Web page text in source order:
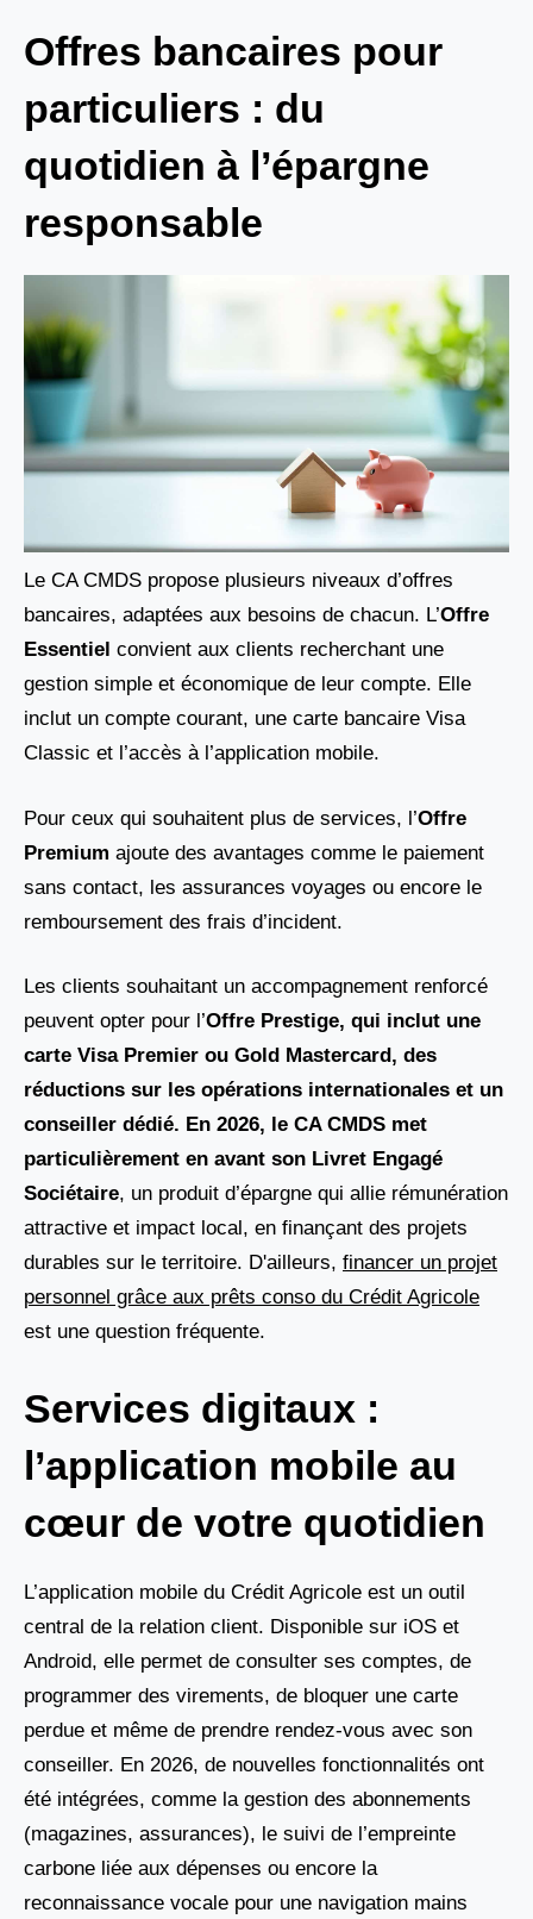
Offres bancaires pour
particuliers : du
quotidien à l’épargne
responsable
Le CA CMDS propose plusieurs niveaux d’offres
bancaires, adaptées aux besoins de chacun. L’Offre
Essentiel convient aux clients recherchant une
gestion simple et économique de leur compte. Elle
inclut un compte courant, une carte bancaire Visa
Classic et l’accès à l’application mobile.
Pour ceux qui souhaitent plus de services, l’Offre
Premium ajoute des avantages comme le paiement
sans contact, les assurances voyages ou encore le
remboursement des frais d’incident.
Les clients souhaitant un accompagnement renforcé
peuvent opter pour l’Offre Prestige, qui inclut une
carte Visa Premier ou Gold Mastercard, des
réductions sur les opérations internationales et un
conseiller dédié. En 2026, le CA CMDS met
particulièrement en avant son Livret Engagé
Sociétaire, un produit d’épargne qui allie rémunération
attractive et impact local, en finançant des projets
durables sur le territoire. D'ailleurs, financer un projet
personnel grâce aux prêts conso du Crédit Agricole
est une question fréquente.
Services digitaux :
l’application mobile au
cœur de votre quotidien
L’application mobile du Crédit Agricole est un outil
central de la relation client. Disponible sur iOS et
Android, elle permet de consulter ses comptes, de
programmer des virements, de bloquer une carte
perdue et même de prendre rendez-vous avec son
conseiller. En 2026, de nouvelles fonctionnalités ont
été intégrées, comme la gestion des abonnements
(magazines, assurances), le suivi de l’empreinte
carbone liée aux dépenses ou encore la
reconnaissance vocale pour une navigation mains